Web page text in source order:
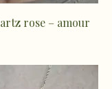
rose – amour